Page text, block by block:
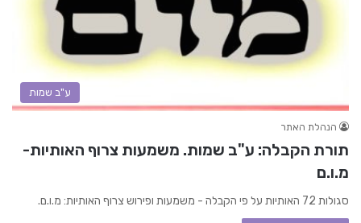
ע"ב שמות
הנהלת האתר
תורת הקבלה: ע"ב שמות. משמעות צרוף האותיות-
מ.ו.ם
סגולות 72 האותיות על פי הקבלה - משמעות ופירוש צרוף האותיות: מ.ו.ם.